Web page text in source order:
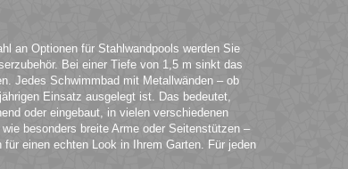
an Optionen für Stahlwandpools werden Sie
Bei einer Tiefe von 1,5 m sinkt das
Jedes Schwimmbad mit Metallwänden – ob
Einsatz ausgelegt ist. Das bedeutet,
oder eingebaut, in vielen verschiedenen
besonders breite Arme oder Seitenstützen –
einen echten Look in Ihrem Garten. Für jeden